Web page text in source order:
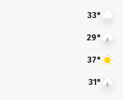
33°
29°
37°
31°